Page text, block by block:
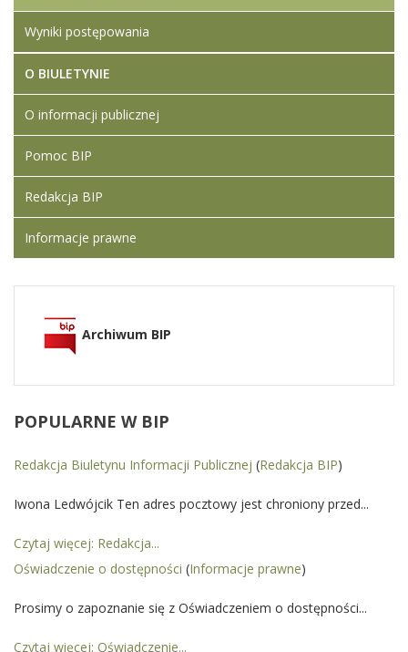
Wyniki postępowania
O BIULETYNIE
O informacji publicznej
Pomoc BIP
Redakcja BIP
Informacje prawne
Archiwum BIP
POPULARNE W BIP
Redakcja Biuletynu Informacji Publicznej (Redakcja BIP)
Iwona Ledwójcik Ten adres pocztowy jest chroniony przed...
Czytaj więcej: Redakcja...
Oświadczenie o dostępności (Informacje prawne)
Prosimy o zapoznanie się z Oświadczeniem o dostępności...
Czytaj więcej: Oświadczenie...